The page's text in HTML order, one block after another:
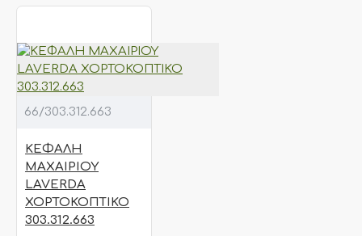
66/303.312.663
ΚΕΦΑΛΗ
ΜΑΧΑΙΡΙΟΥ
LAVERDA
ΧΟΡΤΟΚΟΠΤΙΚΟ
303.312.663